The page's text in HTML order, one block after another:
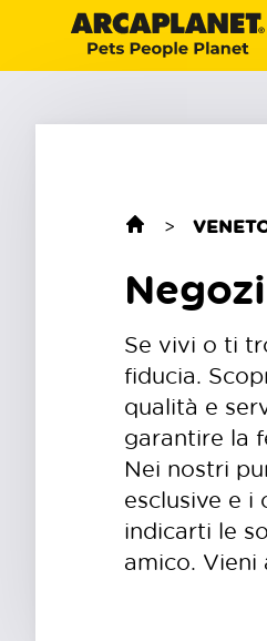
>
Se vivi o ti
fiducia.
qualità e
garantire la
Nei nostri
esclusive e i
indicarti le
amico. Vieni